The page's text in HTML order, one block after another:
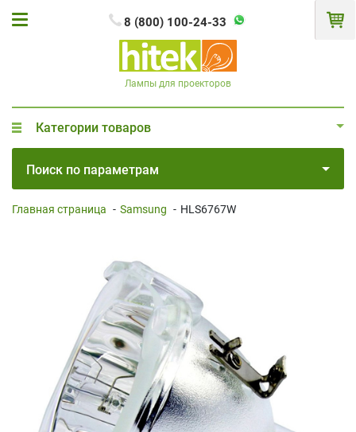
8 (800) 100-24-33
Лампы для проекторов
Категории товаров
Поиск по параметрам
Главная страница - Samsung - HLS6767W